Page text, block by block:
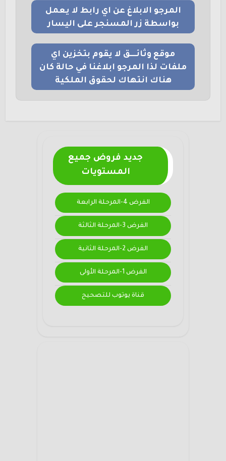
المرجو الابلاغ عن اي رابط لا يعمل
بواسطة زر المسنجر على اليسار
موقع وثائــــق لا يقوم بتخزين اي
ملفات لذا المرجو ابلاغنا في حالة كان
هناك انتهاك لحقوق الملكية
جديد فروض جميع
المستويات
الفرض 4-المرحلة الرابعة
الفرض 3-المرحلة الثالثة
الفرض 2-المرحلة الثانية
الفرض 1-المرحلة الأولى
قناة يوتوب للتصحيح